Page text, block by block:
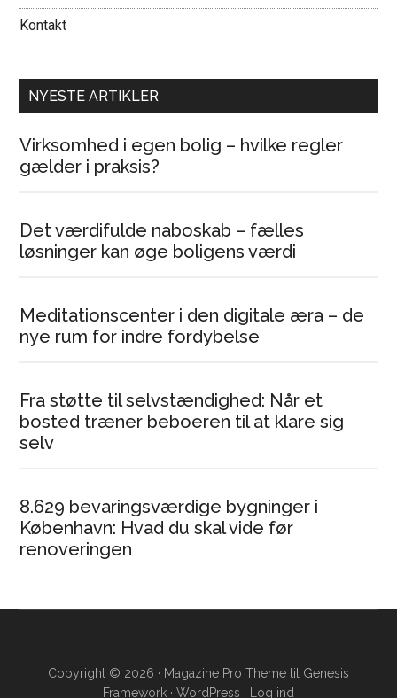
Kontakt
NYESTE ARTIKLER
Virksomhed i egen bolig – hvilke regler
gælder i praksis?
Det værdifulde naboskab – fælles
løsninger kan øge boligens værdi
Meditationscenter i den digitale æra – de
nye rum for indre fordybelse
Fra støtte til selvstændighed: Når et
bosted træner beboeren til at klare sig
selv
8.629 bevaringsværdige bygninger i
København: Hvad du skal vide før
renoveringen
Copyright © 2026 · Magazine Pro Theme til Genesis
Framework · WordPress · Log ind